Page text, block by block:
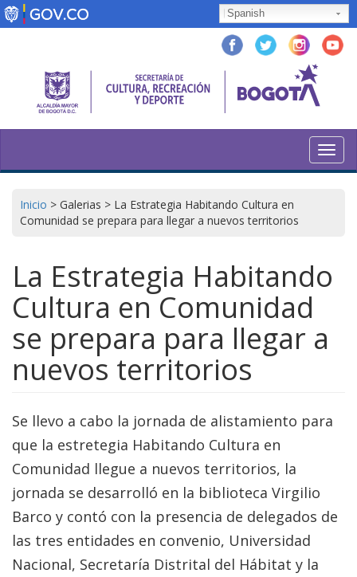
Pasar
al
Spanish
Inicio > Galerias > La Estrategia Habitando Cultura en
Comunidad se prepara para llegar a nuevos territorios
La Estrategia Habitando
Cultura en Comunidad
se prepara para llegar a
nuevos territorios
Se llevo a cabo la jornada de alistamiento para
que la estretegia Habitando Cultura en
Comunidad llegue a nuevos territorios, la
jornada se desarrolló en la biblioteca Virgilio
Barco y contó con la presencia de delegados de
las tres entidades en convenio, Universidad
Nacional, Secretaría Distrital del Hábitat y la